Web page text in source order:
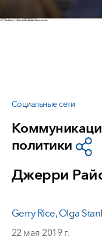
Социальные сети
политики
Джерри
Gerry Rice,Olga
22 мая 2019 г.